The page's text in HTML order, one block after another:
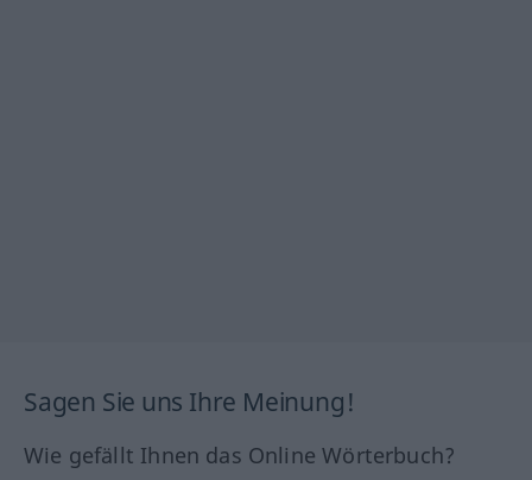
Sagen Sie uns Ihre Meinung!
Wie gefällt Ihnen das Online Wörterbuch?